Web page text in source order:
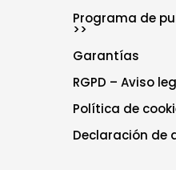
Programa de
>>
Garantías
RGPD – Aviso
Política de
Declaración de